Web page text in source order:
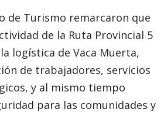
de Turismo remarcaron que
de la Ruta Provincial 5
logística de Vaca Muerta,
de trabajadores, servicios
y al mismo tiempo
para las comunidades y